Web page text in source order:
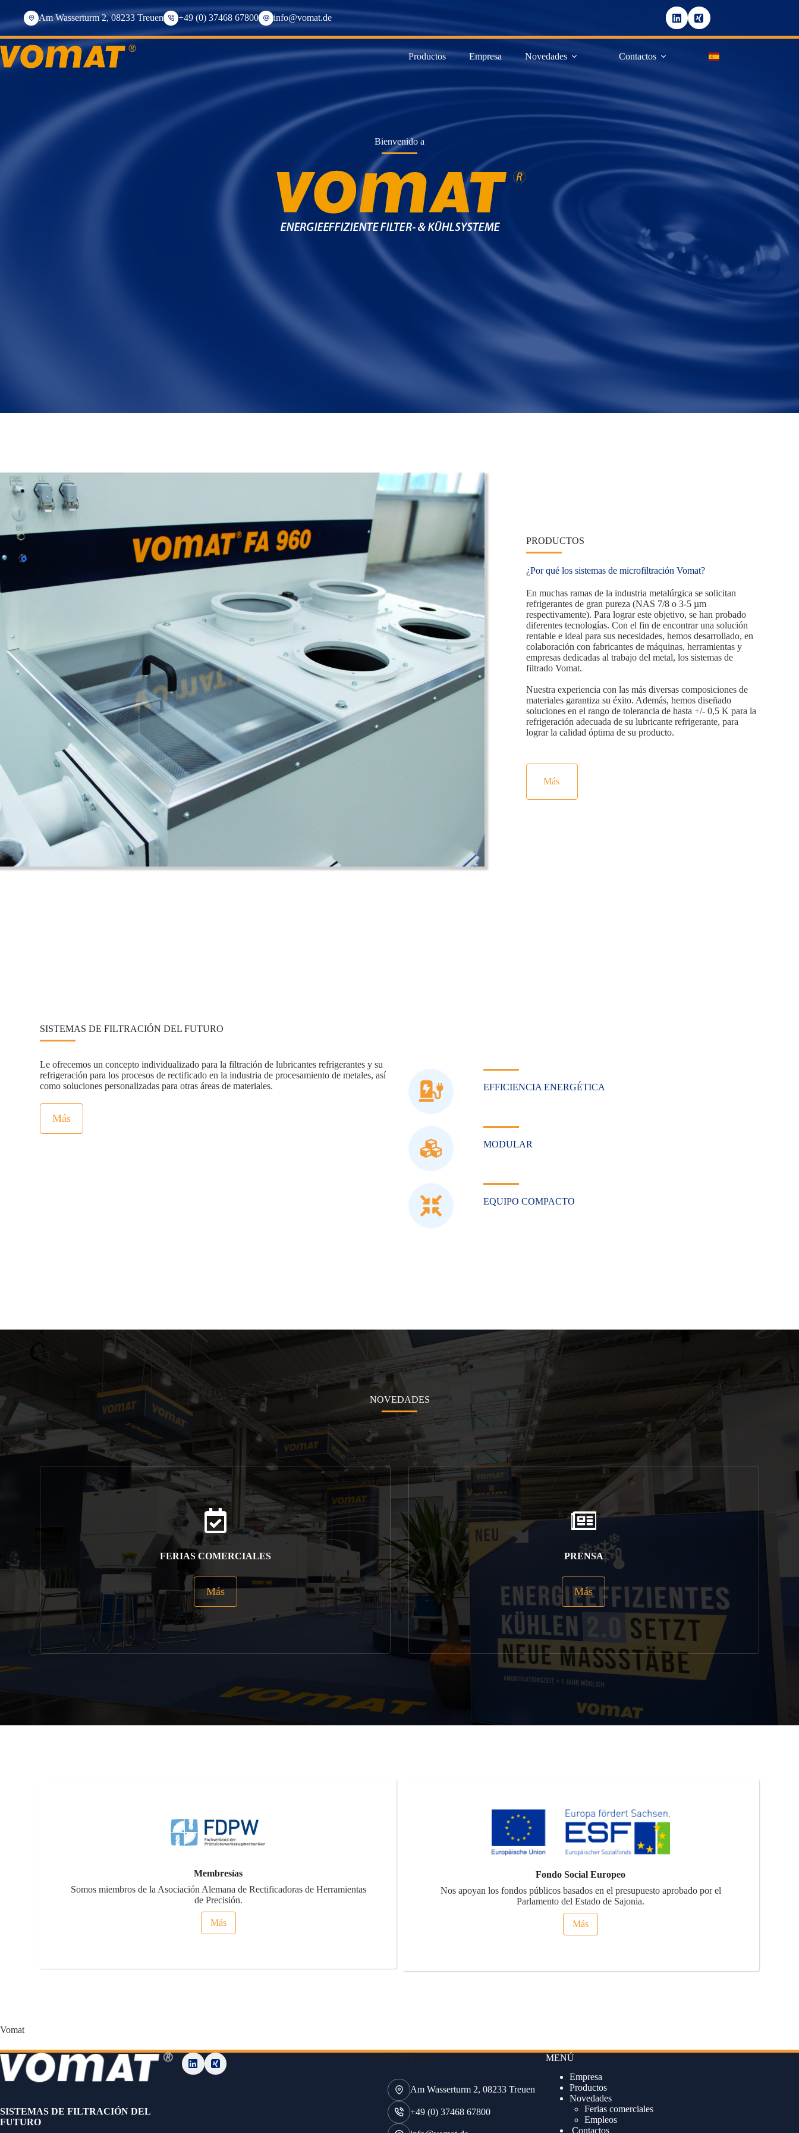
contenido
Am Wasserturm 2, 08233 Treuen +49 (0) 37468 67800 info@vomat.de
Productos Empresa Novedades Contactos
Bienvenido a
PRODUCTOS
¿Por qué los sistemas de microfiltración Vomat?
En muchas ramas de la industria metalúrgica se solicitan
refrigerantes de gran pureza (NAS 7/8 o 3-5 µm
respectivamente). Para lograr este objetivo, se han probado
diferentes tecnologías. Con el fin de encontrar una solución
rentable e ideal para sus necesidades, hemos desarrollado, en
colaboración con fabricantes de máquinas, herramientas y
empresas dedicadas al trabajo del metal, los sistemas de
filtrado Vomat.
Nuestra experiencia con las más diversas composiciones de
materiales garantiza su éxito. Además, hemos diseñado
soluciones en el rango de tolerancia de hasta +/- 0,5 K para la
refrigeración adecuada de su lubricante refrigerante, para
lograr la calidad óptima de su producto.
Más
SISTEMAS DE FILTRACIÓN DEL FUTURO
Le ofrecemos un concepto individualizado para la filtración de lubricantes refrigerantes y su
refrigeración para los procesos de rectificado en la industria de procesamiento de metales, así
como soluciones personalizadas para otras áreas de materiales.
Más
EFFICIENCIA ENERGÉTICA
MODULAR
EQUIPO COMPACTO
NOVEDADES
FERIAS COMERCIALES
Más
PRENSA
Más
Membresías
Somos miembros de la Asociación Alemana de Rectificadoras de Herramientas
de Precisión.
Más
Fondo Social Europeo
Nos apoyan los fondos públicos basados en el presupuesto aprobado por el
Parlamento del Estado de Sajonia.
Más
Vomat
SISTEMAS DE FILTRACIÓN DEL
FUTURO
Am Wasserturm 2, 08233 Treuen
+49 (0) 37468 67800
MENÚ
Empresa
Productos
Novedades
Ferias comerciales
Empleos
Contactos